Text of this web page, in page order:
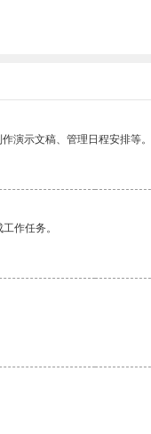
演示文稿、管理日程安排等。
作任务。